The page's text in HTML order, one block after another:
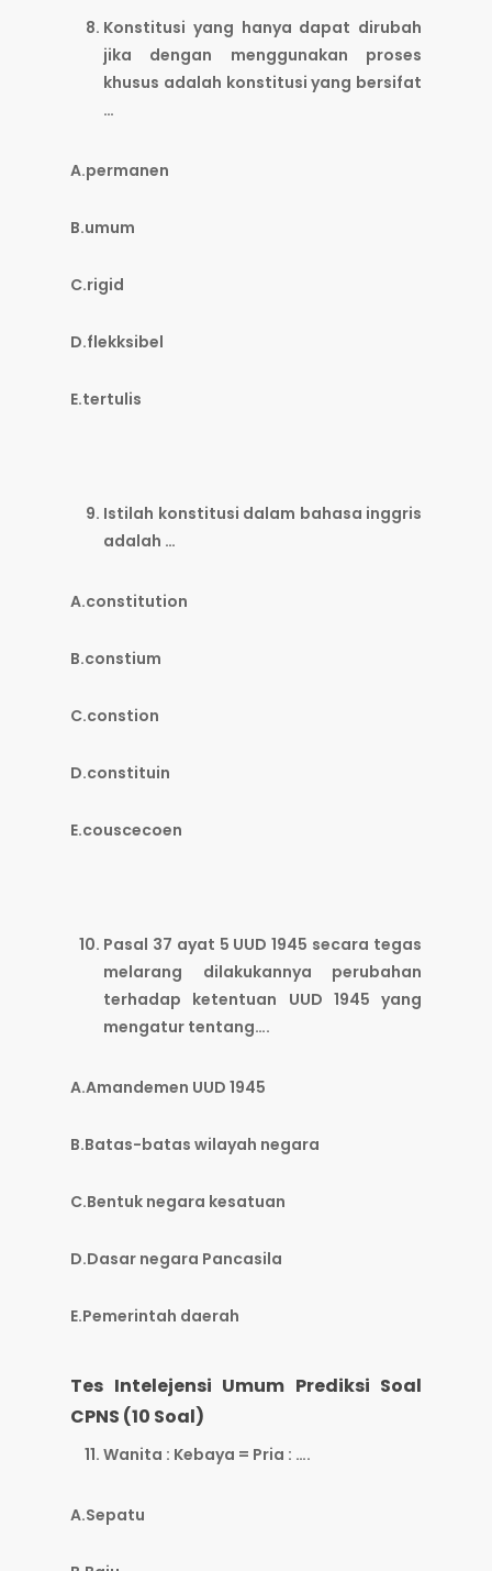
Konstitusi yang hanya dapat dirubah
jika dengan menggunakan proses
khusus adalah konstitusi yang bersifat
…
A.permanen
B.umum
C.rigid
D.flekksibel
E.tertulis
Istilah konstitusi dalam bahasa inggris
adalah …
A.constitution
B.constium
C.constion
D.constituin
E.couscecoen
Pasal 37 ayat 5 UUD 1945 secara tegas
melarang dilakukannya perubahan
terhadap ketentuan UUD 1945 yang
mengatur tentang….
A.Amandemen UUD 1945
B.Batas-batas wilayah negara
C.Bentuk negara kesatuan
D.Dasar negara Pancasila
E.Pemerintah daerah
Tes Intelejensi Umum Prediksi Soal
CPNS (10 Soal)
Wanita : Kebaya = Pria : ….
A.Sepatu